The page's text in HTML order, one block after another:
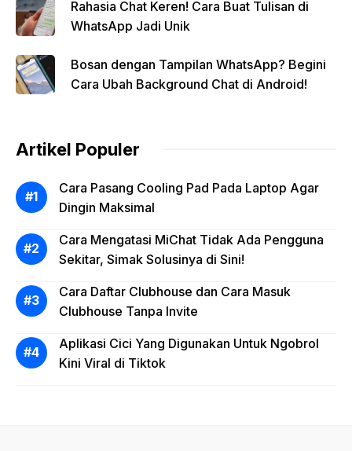
Rahasia Chat Keren! Cara Buat Tulisan di
WhatsApp Jadi Unik
Bosan dengan Tampilan WhatsApp? Begini
Cara Ubah Background Chat di Android!
Artikel Populer
Cara Pasang Cooling Pad Pada Laptop Agar
Dingin Maksimal
Cara Mengatasi MiChat Tidak Ada Pengguna
Sekitar, Simak Solusinya di Sini!
Cara Daftar Clubhouse dan Cara Masuk
Clubhouse Tanpa Invite
Aplikasi Cici Yang Digunakan Untuk Ngobrol
Kini Viral di Tiktok